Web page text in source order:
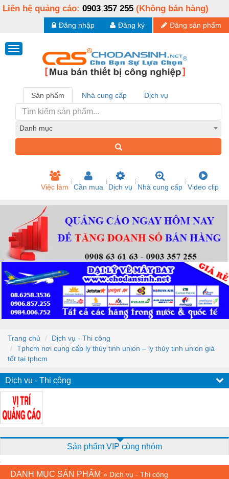
Liên hệ quảng cáo: 0903 357 255 (Không bán hàng)
Đăng sản phẩm
Đăng ký
Đăng nhập
Sản phẩm Nhà cung cấp Dịch vụ
Danh mục
Việc làm Cần mua Dịch vụ Nhà cung cấp Video clip
Trang chủ
Dịch vụ - Thi công
Tphcm nơi cung cấp ly thủy tinh union – ly thủy tinh union giá
tốt tại tphcm
Dịch vụ - Thi công
Sản phẩm VIP cùng nhóm
DANH MỤC SẢN PHẨM » Dịch vụ - Thi công